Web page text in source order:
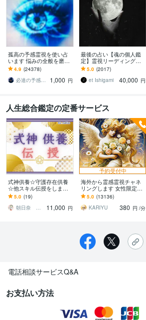
孤高の予感霊視を使い占
います 悩みの全般を磨き
上げ、研ぎ澄ました予感
より霊視により導きます
4.9 (24378)
必達の予感霊視 渡邊 潤一
1,000 円
最後の占い【魂の個人鑑
定】霊視リーディング承
ります 運命の地図を手
に、輝く人生を創る｜魂
の全体像を紐解く鑑定
5.0 (2017)
et Ishigami
40,000 円
人生総合鑑定の定番サービス
式神供養☆守護存在供養
☆他スキル伝授をします
式神供養、又は守護存在
供養、他スキル伝授
5.0 (19)
朝日奈 鈴（あさひな りん）
11,000 円
予約受付中
海外から霊感霊視チャネ
リングします 女性限定、
ハイヤーセルフ、嘘発
見、前世、気功、故人
5.0 (13136)
KARIYU
380 円 /分
電話相談サービスQ&A
お支払い方法